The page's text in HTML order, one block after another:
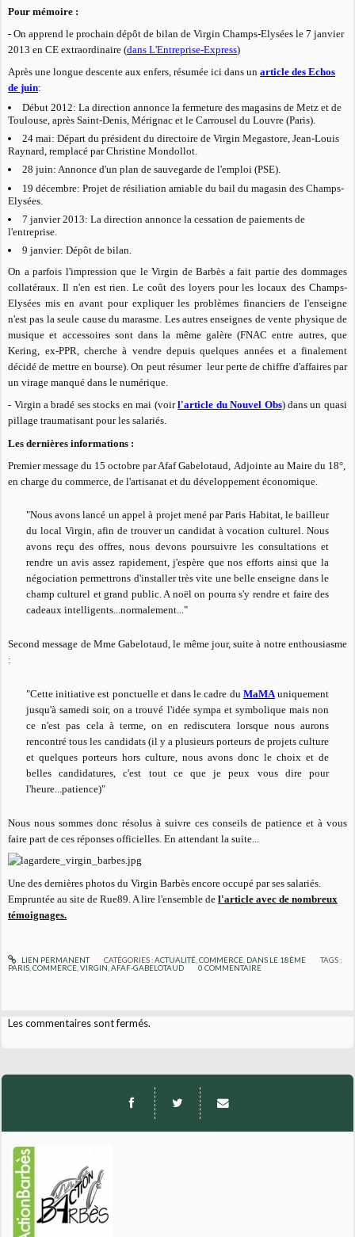
Pour mémoire :
- On apprend le prochain dépôt de bilan de Virgin Champs-Elysées le 7 janvier
2013 en CE extraordinaire (dans L'Entreprise-Express)
Après une longue descente aux enfers, résumée ici dans unarticle des Echos
de juin:
Début 2012: La direction annonce la fermeture des magasins de Metz et de
Toulouse, après Saint-Denis, Mérignac et le Carrousel du Louvre (Paris).
24 mai: Départ du président du directoire de Virgin Megastore, Jean-Louis
Raynard, remplacé par Christine Mondollot.
28 juin: Annonce d'un plan de sauvegarde de l'emploi (PSE).
19 décembre: Projet de résiliation amiable du bail du magasin des Champs-
Elysées.
7 janvier 2013: La direction annonce la cessation de paiements de
l'entreprise.
9 janvier: Dépôt de bilan.
On a parfois l'impression que le Virgin de Barbès a fait partie des dommages
collatéraux. Il n'en est rien. Le coût des loyers pour les locaux des Champs-
Elysées mis en avant pour expliquer les problèmes financiers de l'enseigne
n'est pas la seule cause du marasme. Les autres enseignes de vente physique de
musique et accessoires sont dans la même galère (FNAC entre autres, que
Kering, ex-PPR, cherche à vendre depuis quelques années et a finalement
décidé de mettre en bourse). On peut résumer leur perte de chiffre d'affaires par
un virage manqué dans le numérique.
- Virgin a bradé ses stocks en mai (voirl'article du Nouvel Obs) dans un quasi
pillage traumatisant pour les salariés.
Les dernières informations :
Premier message du 15 octobre par Afaf Gabelotaud, Adjointe au Maire du 18°,
en charge du commerce, de l'artisanat et du développement économique.
"Nous avons lancé un appel à projet mené par Paris Habitat, le bailleur
du local Virgin, afin de trouver un candidat à vocation culturel. Nous
avons reçu des offres, nous devons poursuivre les consultations et
rendre un avis assez rapidement, j'espère que nos efforts ainsi que la
négociation permettrons d'installer très vite une belle enseigne dans le
champ culturel et grand public. A noël on pourra s'y rendre et faire des
cadeaux intelligents...normalement..."
Second message de Mme Gabelotaud, le même jour, suite à notre enthousiasme
:
"Cette initiative est ponctuelle et dans le cadre du MaMAuniquement
jusqu'à samedi soir, on a trouvé l'idée sympa et symbolique mais non
ce n'est pas cela à terme, on en rediscutera lorsque nous aurons
rencontré tous les candidats (il y a plusieurs porteurs de projets culture
et quelques porteurs hors culture, nous avons donc le choix et de
belles candidatures, c'est tout ce que je peux vous dire pour
l'heure...patience)"
Nous nous sommes donc résolus à suivre ces conseils de patience et à vous
faire part de ces réponses officielles. En attendant la suite...
Une des dernières photos du Virgin Barbès encore occupé par ses salariés.
Empruntée au site de Rue89. A lire l'ensemble del'article avec de nombreux
témoignages.
LIEN PERMANENT CATÉGORIES :ACTUALITÉ, COMMERCE, DANS LE 18ÈME
TAGS :
PARIS ,COMMERCE ,VIRGIN ,AFAF-GABELOTAUD 0 COMMENTAIRE
Les commentaires sont fermés.